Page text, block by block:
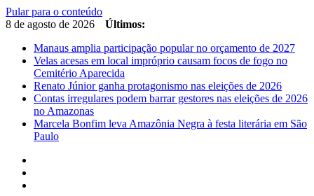
Pular para o conteúdo
8 de agosto de 2026
Últimos:
Manaus amplia participação popular no orçamento de 2027
Velas acesas em local impróprio causam focos de fogo no
Cemitério Aparecida
Renato Júnior ganha protagonismo nas eleições de 2026
Contas irregulares podem barrar gestores nas eleições de 2026
no Amazonas
Marcela Bonfim leva Amazônia Negra à festa literária em São
Paulo